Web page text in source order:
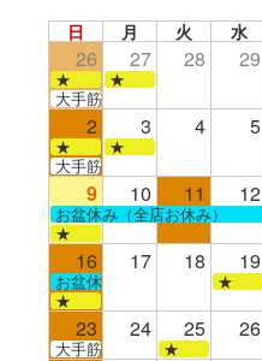
日 月 火 水
26 27 28 29
★ ★
大手筋店のみ営業
2 3 4 5
★ ★
大手筋
9 10 11 12
お盆休み（全店お休み）
★
16 17 18 19
お盆休み（全店お休み）★
★
23 24 25 26
大手筋 ★